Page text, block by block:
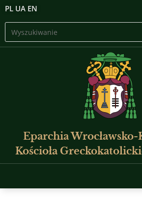
PL UA EN
Eparchia Wrocławsko-
Kościoła